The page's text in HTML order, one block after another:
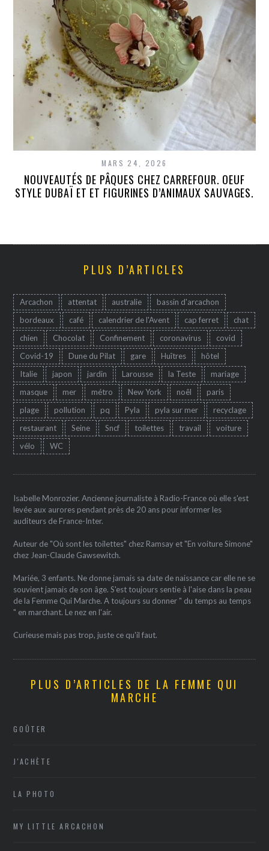
MARS 24, 2026
NOUVEAUTÉS DE PÂQUES CHEZ CARREFOUR. OEUF
STYLE DUBAÏ ET ET FIGURINES D’ANIMAUX SAUVAGES.
PLUS D’ARTICLES
Arcachon attentat australie
bassin d'arcachon
bordeaux
café calendrier de l'Avent cap ferret
chat
chien
Chocolat Confinement coronavirus
covid
Covid-19
Dune du Pilat gare Huîtres
hôtel
Italie
japon jardin Larousse la Teste
mariage
masque
mer métro New York noêl
paris
plage
pollution pq Pyla pyla sur mer
recyclage
restaurant
Seine Sncf toilettes travail
voiture
vélo
WC
Isabelle Monrozier. Ancienne journaliste à Radio-France où elle s'est
levée aux aurores pendant près de 20 ans pour informer les
auditeurs de France-Inter.
Auteur de "Où sont les toilettes" chez Ramsay et "En voiture Simone"
chez Jean-Claude Gawsewitch.
Mariée, 3 enfants. Ne donne jamais sa date de naissance car elle ne se
souvient jamais de son âge. S'est toujours sentie à l'aise dans la peau
de la Femme Qui Marche. A toujours su donner " du temps au temps
" en marchant. Le nez en l'air.
Curieuse mais pas trop, juste ce qu'il faut.
PLUS D’ARTICLES DE LA FEMME QUI
MARCHE
GOÛTER
J'ACHÈTE
LA PHOTO
MY LITTLE ARCACHON